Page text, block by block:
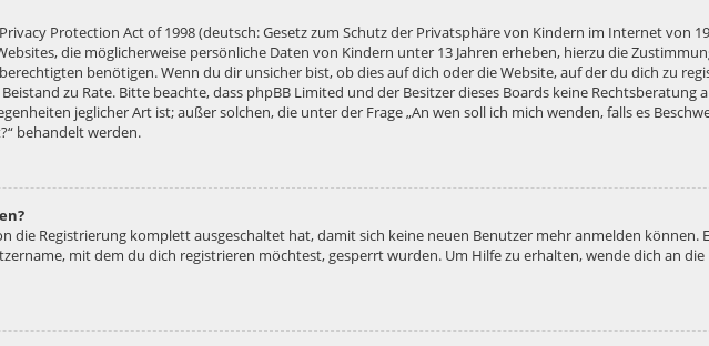
Protection Act of 1998 (deutsch: Gesetz zum Schutz der Privatsphäre von Kindern im Internet von
die möglicherweise persönliche Daten von Kindern unter 13 Jahren erheben, hierzu die
benötigen. Wenn du dir unsicher bist, ob dies auf dich oder die Website, auf der du dich zu
zu Rate. Bitte beachte, dass phpBB Limited und der Besitzer dieses Boards keine Rechtsberatung
jeglicher Art ist; außer solchen, die unter der Frage „An wen soll ich mich wenden, falls es
behandelt werden.
die Registrierung komplett ausgeschaltet hat, damit sich keine neuen Benutzer mehr anmelden können.
mit dem du dich registrieren möchtest, gesperrt wurden. Um Hilfe zu erhalten, wende dich an die